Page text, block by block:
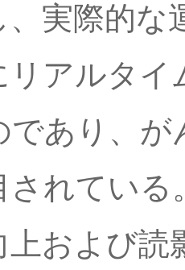
、実際的
リアルタイ
であり、
されてい
上および